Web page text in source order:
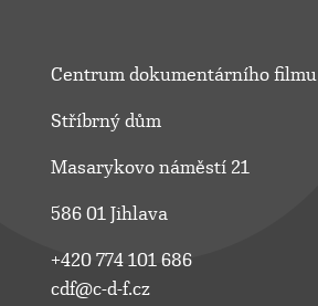
Centrum dokumentárního filmu
Stříbrný dům
Masarykovo náměstí 21
586 01 Jihlava
+420 774 101 686
cdf@c-d-f.cz